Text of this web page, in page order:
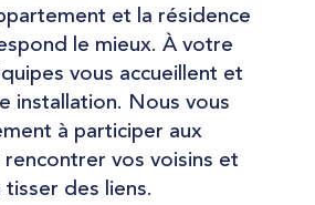
et la résidence
le mieux. À votre
vous accueillent et
installation. Nous vous
à participer aux
vos voisins et
des liens.